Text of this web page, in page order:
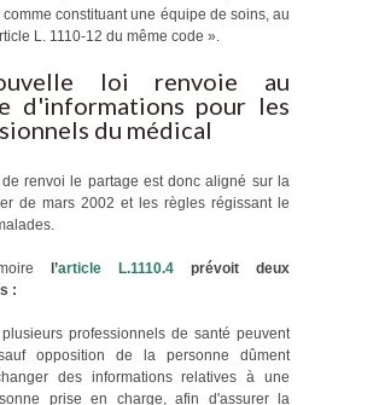
constituant une équipe de soins, au
L. 1110-12 du même code ».
loi renvoie au
d'informations pour les
du médical
renvoi le partage est donc aligné sur la
de mars 2002 et les règles régissant le
l’article L.1110.4 prévoit deux
:
professionnels de santé peuvent
opposition de la personne dûment
des informations relatives à une
prise en charge, afin d'assurer la